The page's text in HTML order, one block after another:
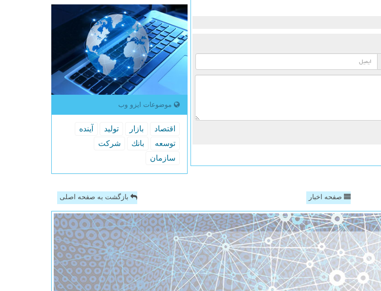
موضوعات ایزو وب
اقتصاد بازار تولید
آینده
توسعه
بانك
شركت
سازمان
صفحه اخبار بازگشت به صفحه اصلی